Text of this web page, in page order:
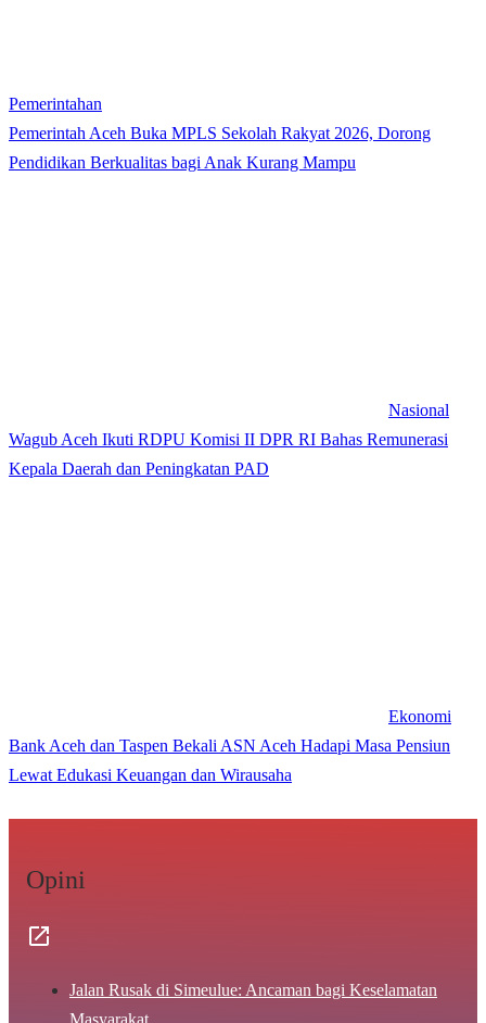
Pemerintahan
Pemerintah Aceh Buka MPLS Sekolah Rakyat 2026, Dorong
Pendidikan Berkualitas bagi Anak Kurang Mampu
Nasional
Wagub Aceh Ikuti RDPU Komisi II DPR RI Bahas Remunerasi
Kepala Daerah dan Peningkatan PAD
Ekonomi
Bank Aceh dan Taspen Bekali ASN Aceh Hadapi Masa Pensiun
Lewat Edukasi Keuangan dan Wirausaha
Opini
Jalan Rusak di Simeulue: Ancaman bagi Keselamatan
Masyarakat